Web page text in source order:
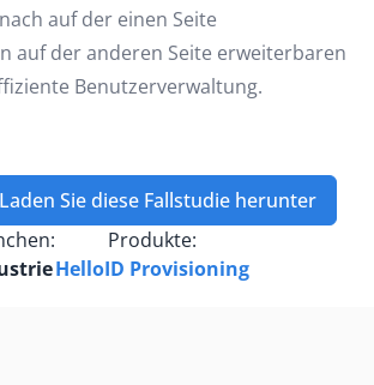
auf der einen Seite
auf der anderen Seite erweiterbaren
Benutzerverwaltung.
Laden Sie diese Fallstudie herunter
Produkte:
HelloID Provisioning